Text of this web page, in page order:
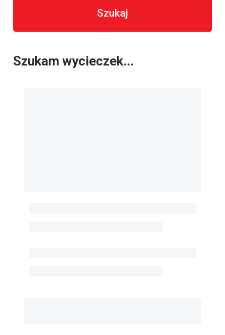
Szukaj
Szukam wycieczek...